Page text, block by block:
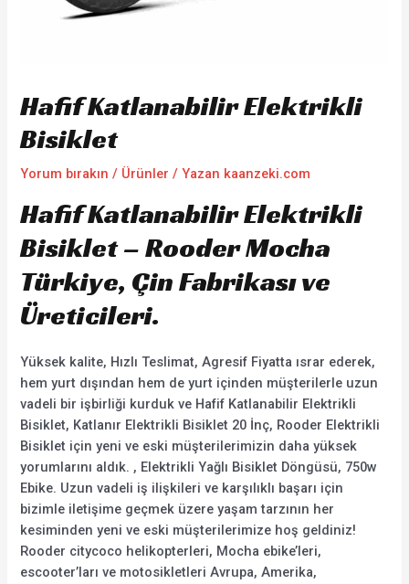
Hafif Katlanabilir Elektrikli
Bisiklet
Yorum bırakın / Ürünler / Yazan kaanzeki.com
Hafif Katlanabilir Elektrikli
Bisiklet – Rooder Mocha
Türkiye, Çin Fabrikası ve
Üreticileri.
Yüksek kalite, Hızlı Teslimat, Agresif Fiyatta ısrar ederek,
hem yurt dışından hem de yurt içinden müşterilerle uzun
vadeli bir işbirliği kurduk ve Hafif Katlanabilir Elektrikli
Bisiklet, Katlanır Elektrikli Bisiklet 20 İnç, Rooder Elektrikli
Bisiklet için yeni ve eski müşterilerimizin daha yüksek
yorumlarını aldık. , Elektrikli Yağlı Bisiklet Döngüsü, 750w
Ebike. Uzun vadeli iş ilişkileri ve karşılıklı başarı için
bizimle iletişime geçmek üzere yaşam tarzının her
kesiminden yeni ve eski müşterilerimize hoş geldiniz!
Rooder citycoco helikopterleri, Mocha ebike’leri,
escooter’ları ve motosikletleri Avrupa, Amerika,